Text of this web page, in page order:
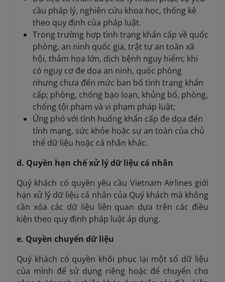
cầu pháp lý, nghiên cứu khoa học, thống kê
theo quy định của pháp luật.
Trong trường hợp tình trạng khẩn cấp về quốc
phòng, an ninh quốc gia, trật tự an toàn xã
hội, thảm họa lớn, dịch bệnh nguy hiểm; khi
có nguy cơ đe dọa an ninh, quốc phòng
nhưng chưa đến mức ban bố tình trạng khẩn
cấp; phòng, chống bạo loạn, khủng bố, phòng,
chống tội phạm và vi phạm pháp luật;
Ứng phó với tình huống khẩn cấp đe dọa đến
tính mạng, sức khỏe hoặc sự an toàn của chủ
thể dữ liệu hoặc cá nhân khác.
d. Quyền hạn chế xử lý dữ liệu cá nhân
Quý khách có quyền yêu cầu Vietnam Airlines giới
hạn xử lý dữ liệu cá nhân của Quý khách mà không
cần xóa các dữ liệu liên quan dựa trên các điều
kiện theo quy định pháp luật áp dụng.
e. Quyền chuyển dữ liệu
Quý khách có quyền khôi phục lại một số dữ liệu
của mình để sử dụng riêng hoặc để chuyển cho